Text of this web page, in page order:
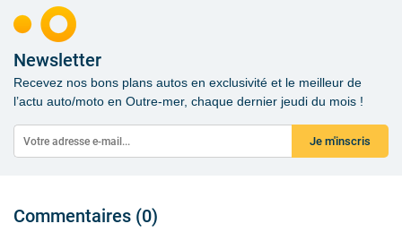
Newsletter
Recevez nos bons plans autos en exclusivité et le meilleur de
l’actu auto/moto en Outre-mer, chaque dernier jeudi du mois !
Je m'inscris
Commentaires (0)